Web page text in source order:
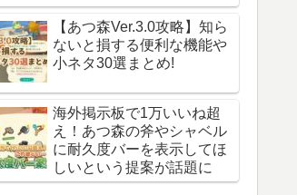
【あつ森Ver.3.0攻略】知ら
ないと損する便利な機能や
小ネタ30選まとめ!
海外掲示板で1万いいね超
え！あつ森の斧やシャベル
に耐久度バーを表示してほ
しいという提案が話題に